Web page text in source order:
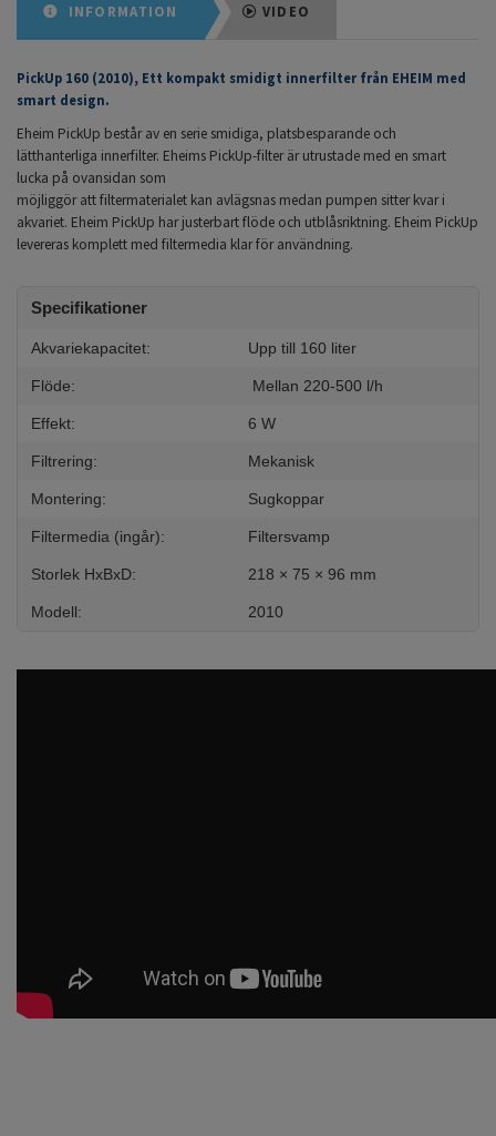
INFORMATION VIDEO
PickUp 160 (2010), Ett kompakt smidigt innerfilter från EHEIM med
smart design.
Eheim PickUp består av en serie smidiga, platsbesparande och
lätthanterliga innerfilter. Eheims PickUp-filter är utrustade med en smart
lucka på ovansidan som
möjliggör att filtermaterialet kan avlägsnas medan pumpen sitter kvar i
akvariet. Eheim PickUp har justerbart flöde och utblåsriktning. Eheim PickUp
levereras komplett med filtermedia klar för användning.
Specifikationer
Akvariekapacitet: Upp till 160 liter
Flöde: Mellan 220-500 l/h
Effekt: 6 W
Filtrering: Mekanisk
Montering: Sugkoppar
Filtermedia (ingår): Filtersvamp
Storlek HxBxD: 218 × 75 × 96 mm
Modell: 2010